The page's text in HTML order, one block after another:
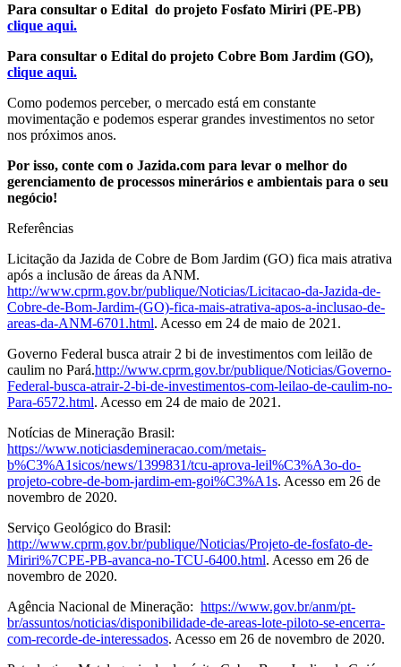
Para consultar o Edital do projeto Fosfato Miriri (PE-PB)
clique aqui.
Para consultar o Edital do projeto Cobre Bom Jardim (GO),
clique aqui.
Como podemos perceber, o mercado está em constante
movimentação e podemos esperar grandes investimentos no setor
nos próximos anos.
Por isso, conte com o Jazida.com para levar o melhor do
gerenciamento de processos minerários e ambientais para o seu
negócio!
Referências
Licitação da Jazida de Cobre de Bom Jardim (GO) fica mais atrativa
após a inclusão de áreas da ANM.
http://www.cprm.gov.br/publique/Noticias/Licitacao-da-Jazida-de-
Cobre-de-Bom-Jardim-(GO)-fica-mais-atrativa-apos-a-inclusao-de-
areas-da-ANM-6701.html. Acesso em 24 de maio de 2021.
Governo Federal busca atrair 2 bi de investimentos com leilão de
caulim no Pará.http://www.cprm.gov.br/publique/Noticias/Governo-
Federal-busca-atrair-2-bi-de-investimentos-com-leilao-de-caulim-no-
Para-6572.html. Acesso em 24 de maio de 2021.
Notícias de Mineração Brasil:
https://www.noticiasdemineracao.com/metais-
b%C3%A1sicos/news/1399831/tcu-aprova-leil%C3%A3o-do-
projeto-cobre-de-bom-jardim-em-goi%C3%A1s. Acesso em 26 de
novembro de 2020.
Serviço Geológico do Brasil:
http://www.cprm.gov.br/publique/Noticias/Projeto-de-fosfato-de-
Miriri%7CPE-PB-avanca-no-TCU-6400.html. Acesso em 26 de
novembro de 2020.
Agência Nacional de Mineração: https://www.gov.br/anm/pt-
br/assuntos/noticias/disponibilidade-de-areas-lote-piloto-se-encerra-
com-recorde-de-interessados. Acesso em 26 de novembro de 2020.